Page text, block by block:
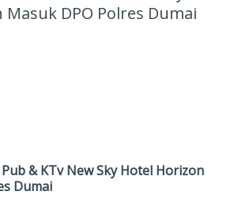
& KTv New Sky Hotel Horizon
Dumai